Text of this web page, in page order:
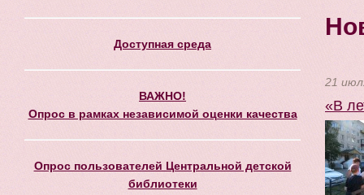
Доступная среда
ВАЖНО!
Опрос в рамках независимой оценки качества
Опрос пользователей Центральной детской
библиотеки
21
«В